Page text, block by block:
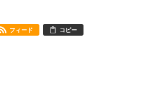
フィード コピー